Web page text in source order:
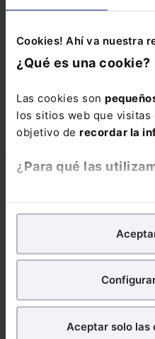
Cookies! Ahí va nuestra
¿Qué es una cookie?
Las cookies son
los sitios web que visitas
objetivo de recordar la
¿Para qué las
analíticospara tratar de
nuestra página web.
para poder mostrarte
¿Qué puedes hacer?
Aceptar solo las
Si todavía no te
está oportunidad y
con un25% de
Lefebvre
Librerías asociadas
Productos